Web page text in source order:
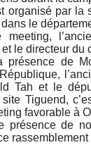
organisé par la
le
le directeur
présence de
Tah et le
Tiguend,
favorable à
présence de